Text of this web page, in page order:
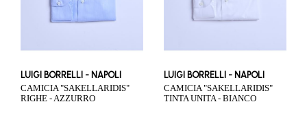
LUIGI BORRELLI - NAPOLI
CAMICIA "SAKELLARIDIS"
RIGHE - AZZURRO
LUIGI BORRELLI - NAPOLI
CAMICIA "SAKELLARIDIS"
TINTA UNITA - BIANCO